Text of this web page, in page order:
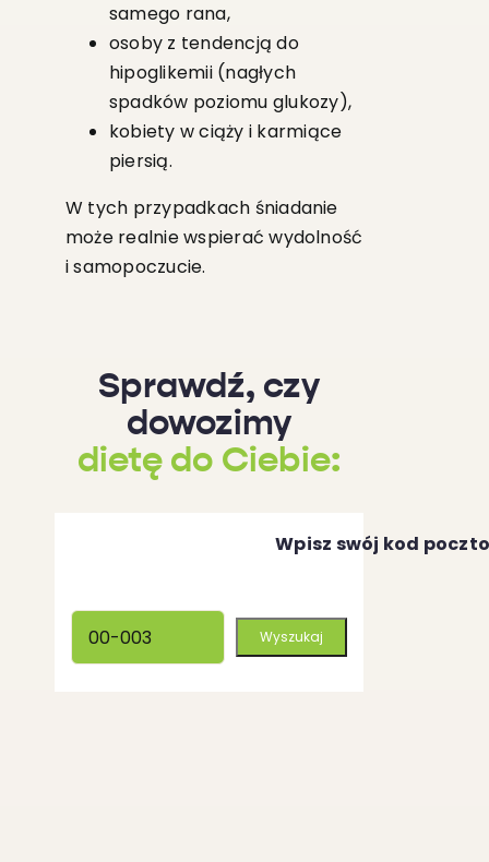
samego rana,
osoby z tendencją do
hipoglikemii (nagłych
spadków poziomu glukozy),
kobiety w ciąży i karmiące
piersią.
W tych przypadkach śniadanie
może realnie wspierać wydolność
i samopoczucie.
Sprawdź, czy
dowozimy
dietę do Ciebie:
Wpisz swój kod